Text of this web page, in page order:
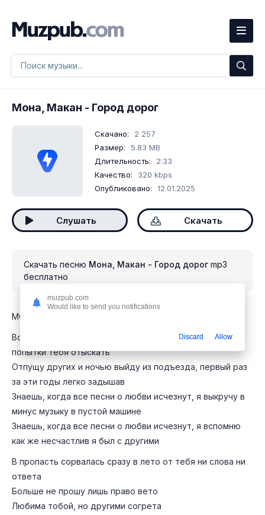
Мона, Макан - Город дорог
Скачано:
2 257
Размер:
5.83 MB
Длительность:
2:33
Качество:
320 kbps
Опубликовано:
12.01.2025
Слушать Скачать
Скачать песню Мона, Макан - Город дорог mp3
бесплатно
MONA, MACAN - Город дорог
Воу когда все песни о любви исчезнут, я отпущу
попытки тебя отыскать
Отпущу других и ночью выйду из подъезда, первый раз
за эти годы легко задышав
Знаешь, когда все песни о любви исчезнут, я выкручу в
минус музыку в пустой машине
Знаешь, когда все песни о любви исчезнут, я вспомню
как же несчастлив я был с другими
В пропасть сорвалась сразу в лето от тебя ни слова ни
ответа
Больше не прошу лишь право вето
Любима тобой, но другими согрета
muzpub.com
Would like to send you notifications
Discard Allow